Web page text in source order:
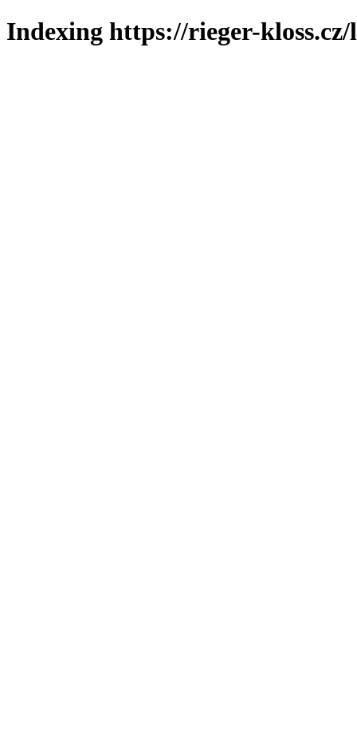
Indexing https://rieger-